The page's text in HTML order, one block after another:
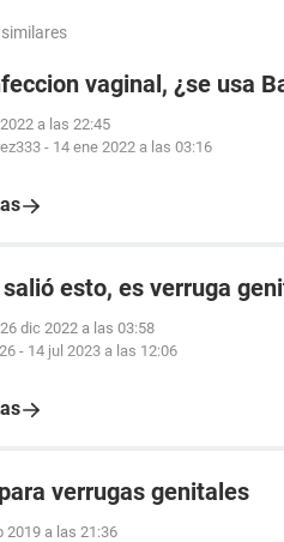
vaginal, ¿se usa
a las 22:45
- 14 ene 2022 a las 03:16
esto, es verruga
26 dic 2022 a las 03:58
- 14 jul 2023 a las 12:06
verrugas genitales
2019 a las 21:36